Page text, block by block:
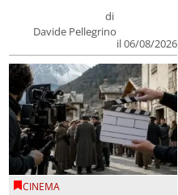
di
Davide Pellegrino
il 06/08/2026
CINEMA